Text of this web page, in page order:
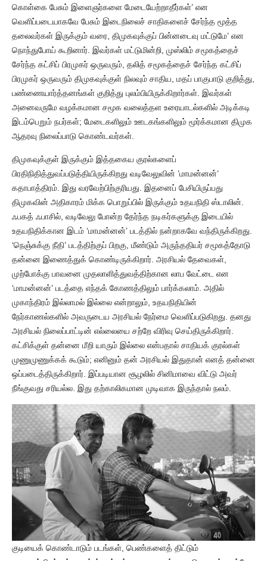
கொள்கை பேசும் இளைஞர்களை மேடையேற்றாதீர்கள்’ என
வெளிப்படையாகவே பேசும் இடைநிலைச் சாதிகளைச் சேர்ந்த மூத்த
தலைவர்கள் இருக்கும் வரை, திமுகவுக்குப் பின்னடைவு மட்டுமே’ என
நொந்துபோய் கூறினார். இவர்கள் மட்டுமின்றி, முஸ்லிம் சமூகத்தைச்
சேர்ந்த கட்சிப் பிரமுகர் ஒருவரும், தலித் சமூகத்தைச் சேர்ந்த கட்சிப்
பிரமுகர் ஒருவரும் திமுகவுக்குள் நிலவும் சாதிய, மதப் பாகுபாடு குறித்து,
பண்ணையார்த்தனங்கள் குறித்து புலம்பியிருக்கிறார்கள். இவர்கள்
அனைவருமே வழக்கமான சமூக வலைத்தள உரையாடல்களில் அடிக்கடி
இடம்பெறும் நபர்கள்; மேடைகளிலும் ஊடகங்களிலும் மூர்க்கமான திமுக
ஆதரவு நிலைப்பாடு கொண்டவர்கள்.
திமுகவுக்குள் இருக்கும் இத்தகைய குரல்களைப்
பிரதிநிதித்துவப்படுத்தியிருக்கிறது வடிவேலுவின் ’மாமன்னன்’
கதாபாத்திரம். இது வரவேற்பிற்குரியது. இதனைப் பேசியிருப்பது
திமுகவின் அதிகாரம் மிக்க பொறுப்பில் இருக்கும் உதயநிதி ஸ்டாலின்.
ஃபகத் ஃபாசில், வடிவேலு போன்ற தேர்ந்த நடிகர்களுக்கு இடையில்
உதயநிதிக்கான இடம் ‘மாமன்னன்’ படத்தில் நன்றாகவே வந்திருக்கிறது.
‘நெஞ்சுக்கு நீதி’ படத்திற்குப் பிறகு, மீண்டும் அருந்ததியர் சமூகத்தோடு
தன்னை இணைத்துக் கொண்டிருக்கிறார். அரசியல் தேவைகள்,
முற்போக்கு பாவனை முதலாளித்துவத்திற்கான லாப வேட்டை என
‘மாமன்னன்’ படத்தை எந்தக் கோணத்திலும் பார்க்கலாம். அதில்
முகாந்திரம் இல்லாமல் இல்லை என்றாலும், உதயநிதியின்
நேர்காணல்களில் அவருடைய அரசியல் நேர்மை வெளிப்படுகிறது. தனது
அரசியல் நிலைப்பாட்டின் எல்லையை சற்றே விரிவு செய்திருக்கிறார்.
கட்சிக்குள் தன்னை மீறி யாரும் இல்லை என்பதால் சாதியக் குரல்கள்
முணுமுணுக்கக் கூடும்; எனினும் தன் அரசியல் இதுதான் எனத் தன்னை
ஒப்படைத்திருக்கிறார். இப்படியான சூழலில் சினிமாவை விட்டு அவர்
நீங்குவது சரியல்ல. இது தற்காலிகமான முடிவாக இருந்தால் நலம்.
குடியைக் கொண்டாடும் படங்கள், பெண்களைத் திட்டும்